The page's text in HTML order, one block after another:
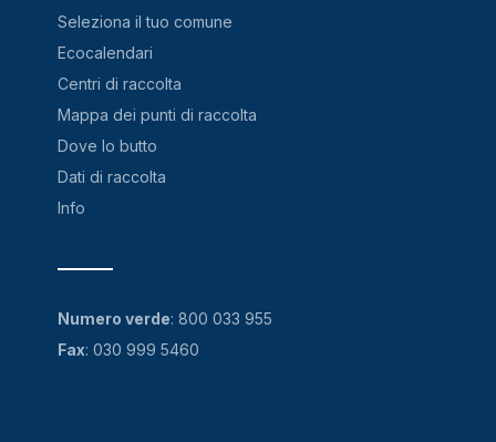
Seleziona il tuo comune
Ecocalendari
Centri di raccolta
Mappa dei punti di raccolta
Dove lo butto
Dati di raccolta
Info
Numero verde: 800 033 955
Fax: 030 999 5460